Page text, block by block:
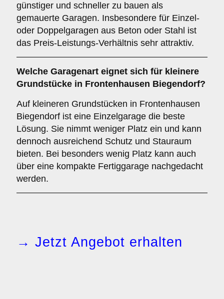
günstiger und schneller zu bauen als
gemauerte Garagen. Insbesondere für Einzel-
oder Doppelgaragen aus Beton oder Stahl ist
das Preis-Leistungs-Verhältnis sehr attraktiv.
Welche Garagenart eignet sich für kleinere
Grundstücke in Frontenhausen Biegendorf?
Auf kleineren Grundstücken in Frontenhausen
Biegendorf ist eine Einzelgarage die beste
Lösung. Sie nimmt weniger Platz ein und kann
dennoch ausreichend Schutz und Stauraum
bieten. Bei besonders wenig Platz kann auch
über eine kompakte Fertiggarage nachgedacht
werden.
→ Jetzt Angebot erhalten